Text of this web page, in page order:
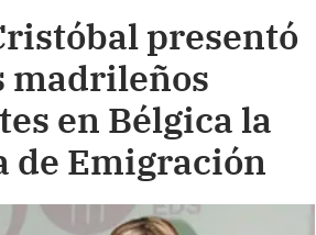
presentó
madrileños
en Bélgica la
de Emigración